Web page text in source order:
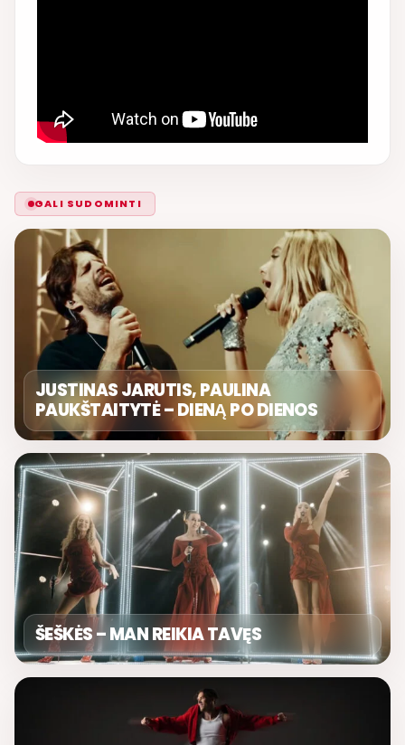
GALI SUDOMINTI
JUSTINAS JARUTIS, PAULINA
PAUKŠTAITYTĖ – DIENĄ PO DIENOS
ŠEŠKĖS – MAN REIKIA TAVĘS